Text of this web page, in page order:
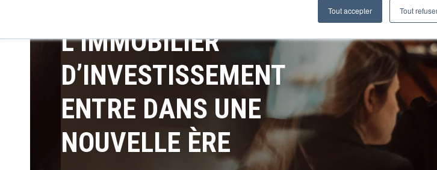
Tout accepter Tout
L’IMMOBILIER
D’INVESTISSEMENT
ENTRE DANS UNE
NOUVELLE ÈRE